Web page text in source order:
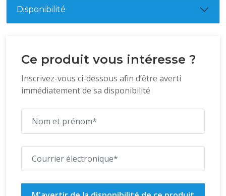
Disponibilité
Ce produit vous intéresse ?
Inscrivez-vous ci-dessous afin d’être averti
immédiatement de sa disponibilité